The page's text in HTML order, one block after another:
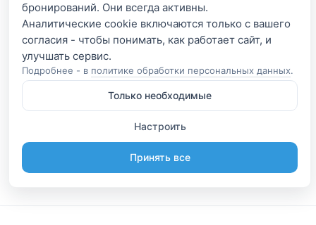
бронирований. Они всегда активны.
Аналитические cookie включаются только с вашего
согласия - чтобы понимать, как работает сайт, и
Подробнее - в политике обработки персональных данных.
Только необходимые
Настроить
Принять все